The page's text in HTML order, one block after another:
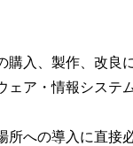
購入、製作、改良
ェア・情報システ
所への導入に直接